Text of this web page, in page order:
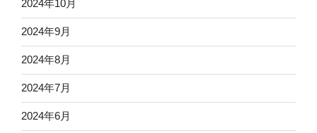
2024年10月
2024年9月
2024年8月
2024年7月
2024年6月